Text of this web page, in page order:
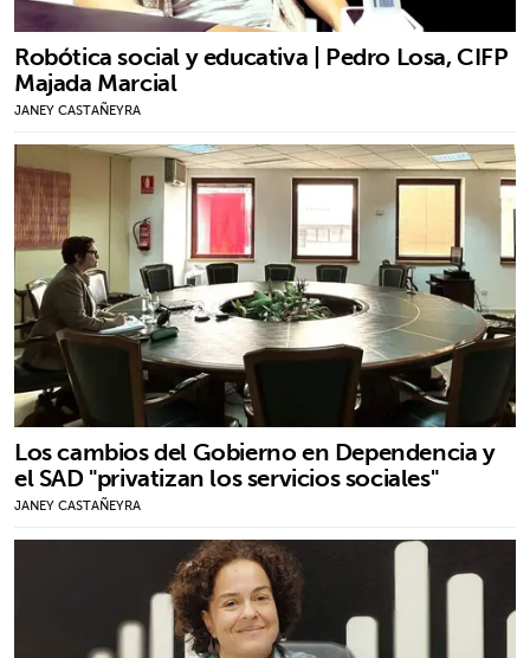
Robótica social y educativa | Pedro Losa, CIFP
Majada Marcial
JANEY CASTAÑEYRA
Los cambios del Gobierno en Dependencia y
el SAD "privatizan los servicios sociales"
JANEY CASTAÑEYRA